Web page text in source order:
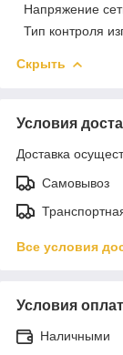
Напряжение
Тип контроля
Скрыть
Условия
Доставка
Самовывоз
Все условия
Условия
Наличными